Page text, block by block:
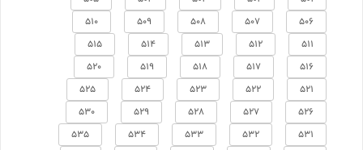
506
507
508
509
510
511
512
513
514
515
516
517
518
519
520
521
522
523
524
525
526
527
528
529
530
531
532
533
534
535